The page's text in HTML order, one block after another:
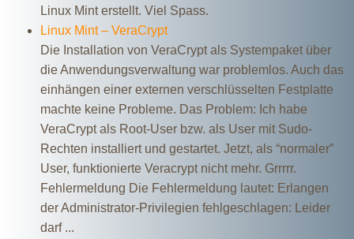
Linux Mint erstellt. Viel Spass.
Linux Mint – VeraCrypt
Die Installation von VeraCrypt als Systempaket über
die Anwendungsverwaltung war problemlos. Auch das
einhängen einer externen verschlüsselten Festplatte
machte keine Probleme. Das Problem: Ich habe
VeraCrypt als Root-User bzw. als User mit Sudo-
Rechten installiert und gestartet. Jetzt, als “normaler”
User, funktionierte Veracrypt nicht mehr. Grrrrr.
Fehlermeldung Die Fehlermeldung lautet: Erlangen
der Administrator-Privilegien fehlgeschlagen: Leider
darf ...